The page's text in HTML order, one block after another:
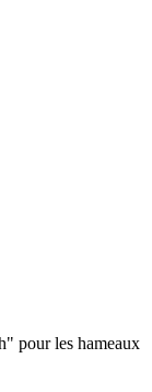
pour les hameaux